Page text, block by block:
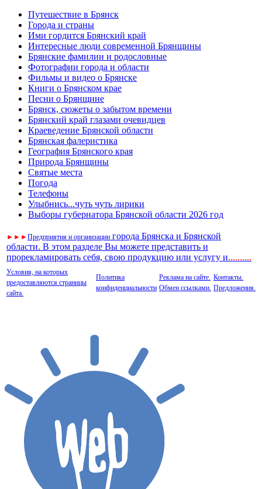
Путешествие в Брянск
Города и страны
Ими гордится Брянский край
Интересные люди современной Брянщины
Брянские фамилии и родословные
Фотографии города и области
Фильмы и видео о Брянске
Книги о Брянском крае
Песни о Брянщине
Брянск, сюжеты о забытом времени
Брянский край глазами очевидцев
Краеведение Брянской области
Брянская фалеристика
География Брянского края
Природа Брянщины
Святые места
Погода
Телефоны
Улыбнись...чуть чуть лирики
Выборы губернатора Брянской области 2026 год
► ► ►Предприятия и организации города Брянска и Брянской
области. В этом разделе Вы можете представить и
прорекламировать себя, свою продукцию или услугу и..........
Условия, на которых
предоставляются страницы
сайта.
Политика
конфиденциальности
Реклама на сайте.
Обмен ссылками.
Контакты.
Предложения.